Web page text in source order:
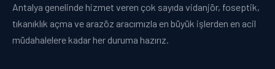
Antalya genelinde hizmet veren çok sayıda vidanjör, foseptik,
tıkanıklık açma ve arazöz aracımızla en büyük işlerden en acil
müdahalelere kadar her duruma hazırız.